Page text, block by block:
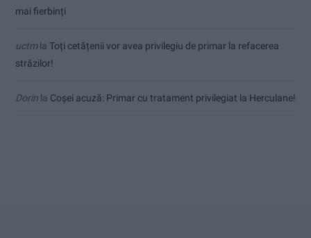
mai fierbinți
uctmla Toți cetățenii vor avea privilegiu de primar la refacerea
străzilor!
Dorin la Coșei acuză: Primar cu tratament privilegiat la Herculane!